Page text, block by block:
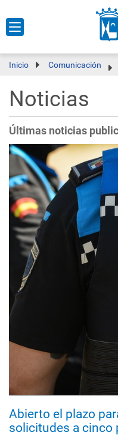
Inicio Comunicación
Noticias
Últimas noticias
Abierto el plazo
solicitudes a cinco